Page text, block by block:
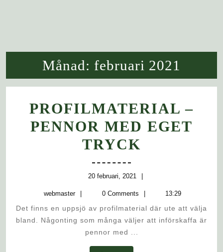
Månad: februari 2021
PROFILMATERIAL –
PENNOR MED EGET
TRYCK
PENNOR
MED
EGET
20 februari, 2021
20
webmaster webmaster
0 Comments 13:29
Det finns en uppsjö av profilmaterial där ute att välja
bland. Någonting som många väljer att införskaffa är
pennor med ...